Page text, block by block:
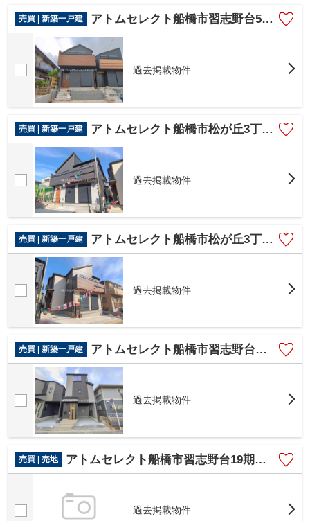
売買 | 新築一戸建
アトムセレクト船橋市習志野台5丁目 1号棟
過去掲載物件
売買 | 新築一戸建 アトムセレクト船橋市松が丘3丁目 1号棟
過去掲載物件
売買 | 新築一戸建 アトムセレクト船橋市松が丘3丁目 2号棟
過去掲載物件
売買 | 新築一戸建 アトムセレクト船橋市習志野台７丁目 １号棟
過去掲載物件
売買 | 売地 アトムセレクト船橋市習志野台19期 1号地
過去掲載物件